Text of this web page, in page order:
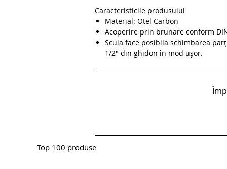
Caracteristicile produsului
Material: Otel Carbon
Acoperire prin brunare conform
Scula face posibila schimbarea
1/2" din ghidon în mod ușor.
Top 100 produse